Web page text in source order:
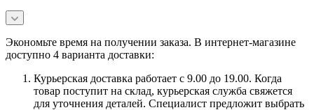
Экономьте время на получении заказа. В интернет-магазине
доступно 4 варианта доставки:
Курьерская доставка работает с 9.00 до 19.00. Когда
товар поступит на склад, курьерская служба свяжется
для уточнения деталей. Специалист предложит выбрать